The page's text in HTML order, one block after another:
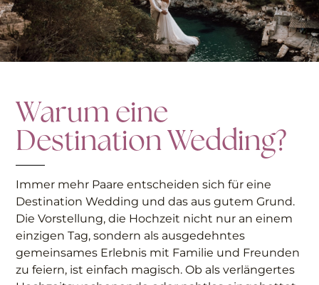
Warum eine
Destination Wedding?
Immer mehr Paare entscheiden sich für eine
Destination Wedding und das aus gutem Grund.
Die Vorstellung, die Hochzeit nicht nur an einem
einzigen Tag, sondern als ausgedehntes
gemeinsames Erlebnis mit Familie und Freunden
zu feiern, ist einfach magisch. Ob als verlängertes